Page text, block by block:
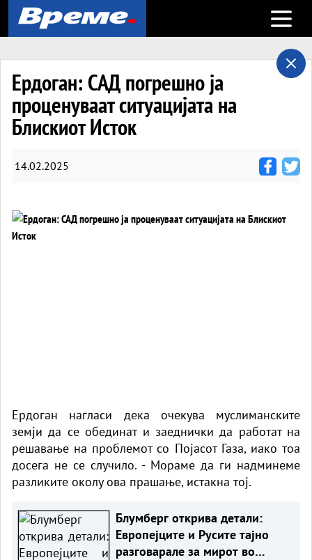
Open
Ердоган: САД погрешно ја
проценуваат ситуацијата на
Блискиот Исток
14.02.2025
Ердоган нагласи дека очекува муслиманските
земји да се обединат и заеднички да работат на
решавање на проблемот со Појасот Газа, иако тоа
досега не се случило. - Мораме да ги надминеме
разликите околу ова прашање, истакна тој.
Блумберг открива детали:
Европејците и Русите тајно
разговарале за мирот во